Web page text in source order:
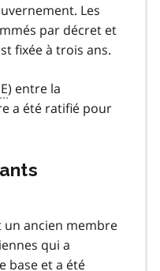
Les
par décret et
fixée à trois ans.
) entre la
a été ratifié pour
ancien membre
qui a
base et a été